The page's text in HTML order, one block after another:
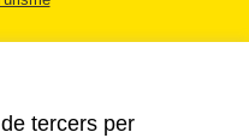
tercers per